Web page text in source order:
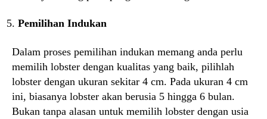
Pemilihan Indukan
Dalam proses pemilihan indukan memang anda perlu
memilih lobster dengan kualitas yang baik, pilihlah
lobster dengan ukuran sekitar 4 cm. Pada ukuran 4 cm
ini, biasanya lobster akan berusia 5 hingga 6 bulan.
Bukan tanpa alasan untuk memilih lobster dengan usia